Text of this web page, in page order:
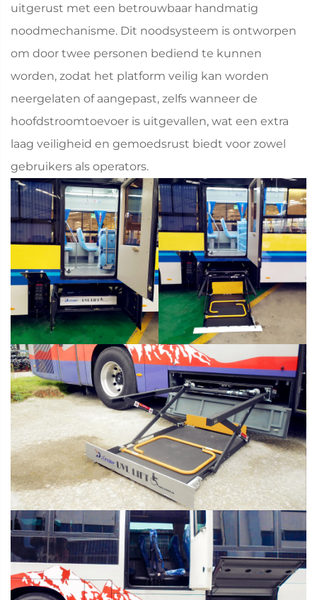
uitgerust met een betrouwbaar handmatig
noodmechanisme. Dit noodsysteem is ontworpen
om door twee personen bediend te kunnen
worden, zodat het platform veilig kan worden
neergelaten of aangepast, zelfs wanneer de
hoofdstroomtoevoer is uitgevallen, wat een extra
laag veiligheid en gemoedsrust biedt voor zowel
gebruikers als operators.